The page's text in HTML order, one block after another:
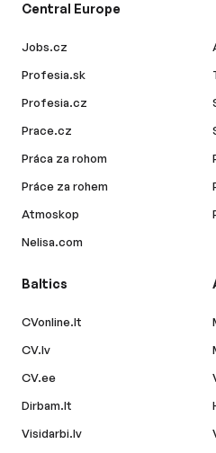
Central Europe
Jobs.cz
Profesia.sk
Profesia.cz
Prace.cz
Práca za rohom
Práce za rohem
Atmoskop
Nelisa.com
Baltics
CVonline.lt
CV.lv
CV.ee
Dirbam.lt
Visidarbi.lv